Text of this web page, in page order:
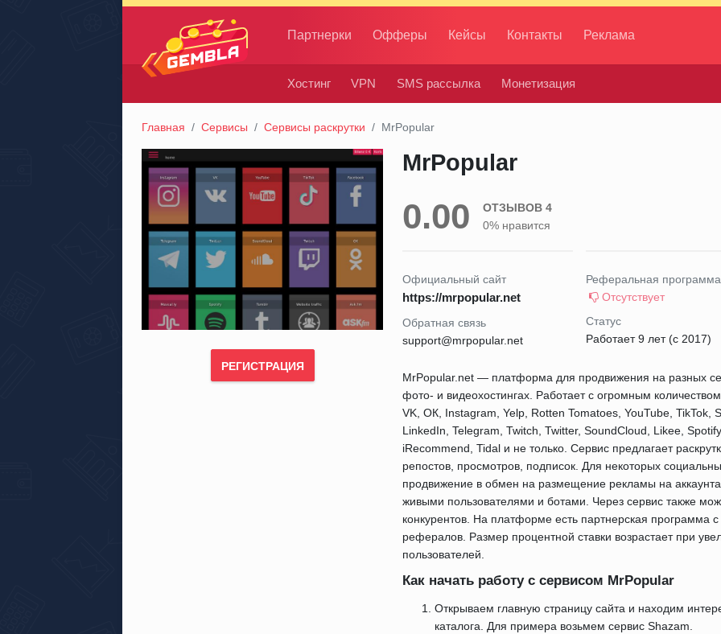
Партнерки Офферы Кейсы Контакты Реклама
Хостинг VPN SMS рассылка Монетизация
Главная Сервисы Сервисы раскрутки MrPopular
MrPopular
0.00
ОТЗЫВОВ 4
0% нравится
Официальный сайт
https://mrpopular.net
Обратная связь
support@mrpopular.net
Реферальная программа
Отсутствует
Статус
Работает 9 лет (с 2017)
MrPopular.net — платформа для продвижения на разных
фото- и видеохостингах. Работает с огромным
VK, ОК, Instagram, Yelp, Rotten Tomatoes, YouTube, TikTok,
LinkedIn, Telegram, Twitch, Twitter, SoundCloud, Likee,
iRecommend, Tidal и не только. Сервис предлагает
репостов, просмотров, подписок. Для некоторых
продвижение в обмен на размещение рекламы на
живыми пользователями и ботами. Через сервис также
конкурентов. На платформе есть партнерская программа
рефералов. Размер процентной ставки возрастает при
пользователей.
Как начать работу с сервисом MrPopular
Открываем главную страницу сайта и находим
каталога. Для примера возьмем сервис Shazam.
РЕГИСТРАЦИЯ